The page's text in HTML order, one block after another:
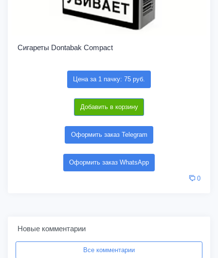
Сигареты Dontabak Compact
Цена за 1 пачку: 75 руб.
Добавить в корзину
Оформить заказ Telegram
Оформить заказ WhatsApp
0
Новые комментарии
Все комментарии